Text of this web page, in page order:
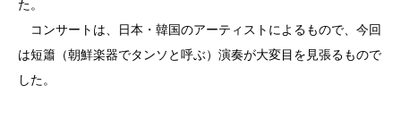
た。
コンサートは、日本・韓国のアーティストによるもので、今回
は短簫（朝鮮楽器でタンソと呼ぶ）演奏が大変目を見張るもので
した。